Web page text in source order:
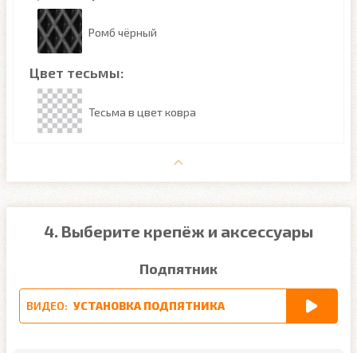
Ромб чёрный
Цвет тесьмы:
Тесьма в цвет ковра
4. Выберите крепёж и аксессуары
Подпятник
ВИДЕО: УСТАНОВКА ПОДПЯТНИКА